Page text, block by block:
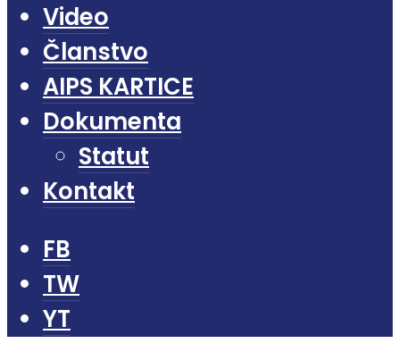
Video
Članstvo
AIPS KARTICE
Dokumenta
Statut
Kontakt
FB
TW
YT